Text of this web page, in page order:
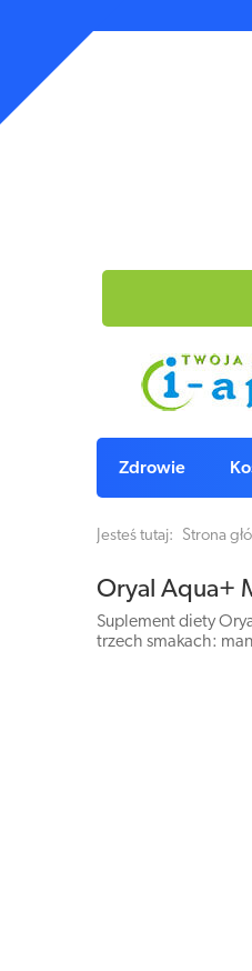
Zdrowie
Jesteś tutaj: Strona
Oryal Aqua+
Suplement diety
trzech smakach: